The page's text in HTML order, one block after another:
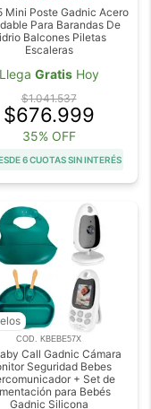
Mini Poste Gadnic Acero
Para Barandas De
Balcones Piletas
Escaleras
Llega GratisHoy
$1.041.537
$676.999
35% OFF
6 CUOTAS SIN INTERÉS
COD. KBEBE57X
Call Gadnic Cámara
Seguridad Bebes
+ Set de
para Bebés
Gadnic Silicona